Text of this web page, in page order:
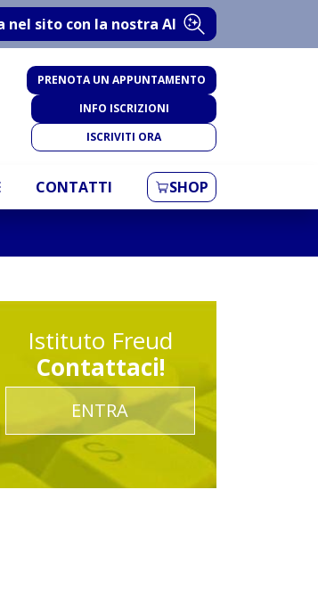
nel sito con la nostra AI
PRENOTA UN APPUNTAMENTO
INFO ISCRIZIONI
ISCRIVITI ORA
CONTATTI SHOP
Istituto Freud
Contattaci!
ENTRA